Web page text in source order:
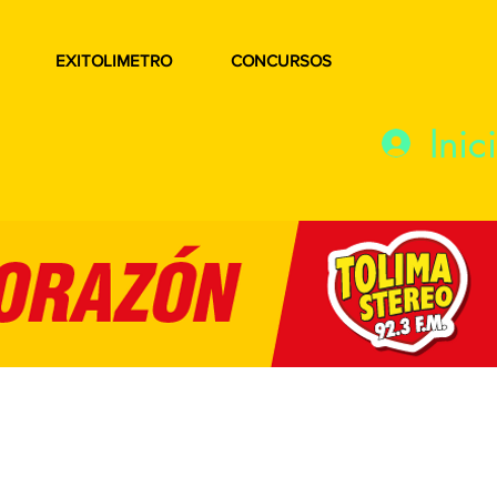
EXITOLIMETRO CONCURSOS